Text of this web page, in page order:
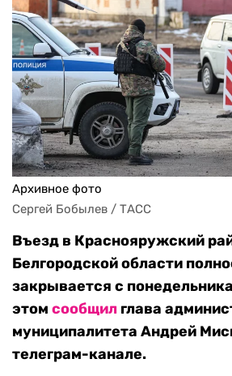
Архивное фото
Сергей Бобылев / ТАСС
Въезд в Краснояружский
Белгородской области
закрывается с
этом сообщил глава
муниципалитета Андрей
телеграм-канале.